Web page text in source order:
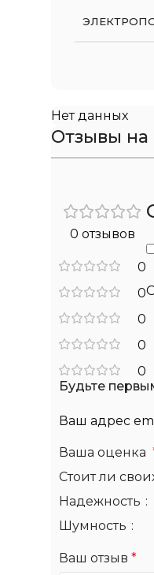
Нет данных
Отзывы на
0 отзывов
0
0
0
0
0
Будьте
Ваш адрес
Ваша оценка
Стоит ли
Надежность
Шумность
Ваш отзыв *